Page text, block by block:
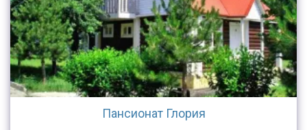
Пансионат Глория